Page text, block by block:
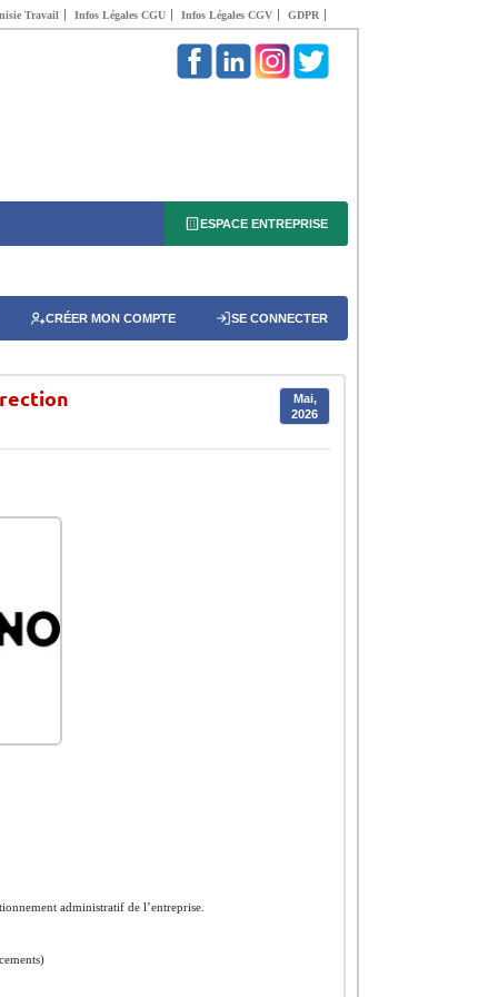
Travail Infos Légales CGU Infos Légales CGV GDPR
ESPACE ENTREPRISE
CRÉER MON COMPTE SE CONNECTER
Mai,
2026
administratif de l’entreprise.